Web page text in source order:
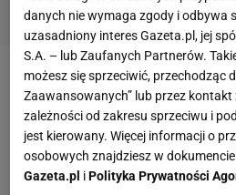
Hurkacz porównywany do
być jego znak rozpoznawczy"
Zobacz wideo
danych nie wymaga zgody i odbywa
uzasadniony interes Gazeta.pl, jej
S.A. – lub Zaufanych Partnerów.
możesz się sprzeciwić, przechodząc
Zaawansowanych” lub przez
zależności od zakresu sprzeciwu i
jest kierowany. Więcej informacji o
osobowych znajdziesz w
Gazeta.pl iPolityka Prywatności